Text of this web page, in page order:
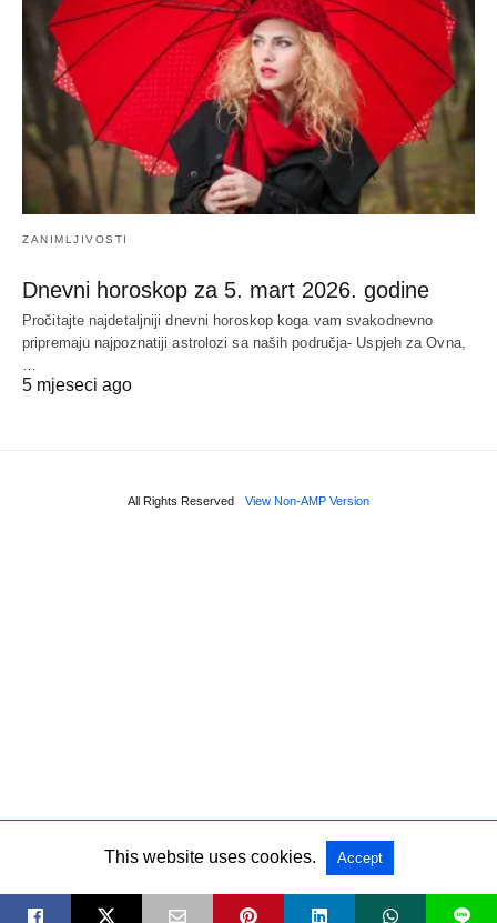
ZANIMLJIVOSTI
Dnevni horoskop za 5. mart 2026. godine
Pročitajte najdetaljniji dnevni horoskop koga vam svakodnevno
pripremaju najpoznatiji astrolozi sa naših područja- Uspjeh za Ovna,
5 mjeseci ago
All Rights Reserved View Non-AMP Version
L
This website uses cookies. Accept